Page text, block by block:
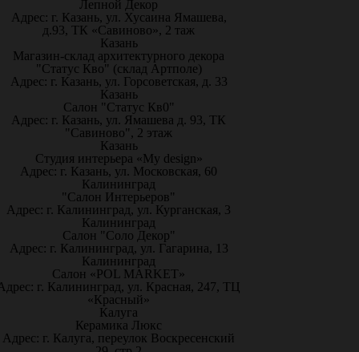
Лепной Декор
Адрес: г. Казань, ул. Хусаина Ямашева,
д.93, ТК «Савиново», 2 таж
Казань
Магазин-склад архитектурного декора
"Статус Кво" (склад Артполе)
Адрес: г. Казань, ул. Горсоветская, д. 33
Казань
Салон "Статус Кв0"
Адрес: г. Казань, ул. Ямашева д. 93, ТК
"Савиново", 2 этаж
Казань
Студия интерьера «My design»
Адрес: г. Казань, ул. Московская, 60
Калининград
"Салон Интерьеров"
Адрес: г. Калининград, ул. Курганская, 3
Калининград
Салон "Соло Декор"
Адрес: г. Калининград, ул. Гагарина, 13
Калининград
Салон «POL MARKET»
г. Калининград, ул. Красная, 247, ТЦ
«Красный»
Калуга
Керамика Люкс
Адрес: г. Калуга, переулок Воскресенский